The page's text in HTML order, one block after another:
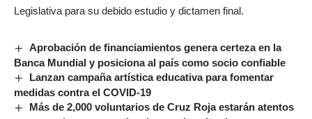
Legislativa para su debido estudio y dictamen final.
Aprobación de financiamientos genera certeza en la
Banca Mundial y posiciona al país como socio confiable
Lanzan campaña artística educativa para fomentar
medidas contra el COVID-19
Más de 2,000 voluntarios de Cruz Roja estarán atentos